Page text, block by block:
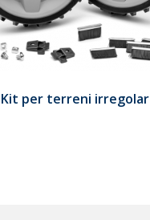
Kit per terreni